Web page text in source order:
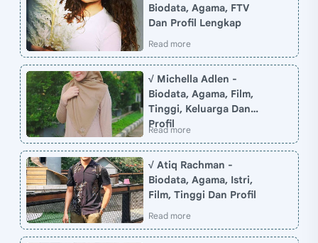
Biodata, Agama, FTV
Dan Profil Lengkap
√ Michella Adlen -
Biodata, Agama, Film,
Tinggi, Keluarga Dan
Profil
√ Atiq Rachman -
Biodata, Agama, Istri,
Film, Tinggi Dan Profil